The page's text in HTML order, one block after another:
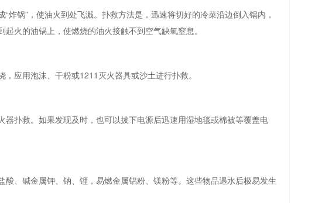
锅”，使油火到处飞溅。扑救方法是，迅速将切好的冷菜沿边倒入锅内，
火的油锅上，使燃烧的油火接触不到空气缺氧窒息。
应用泡沫、干粉或1211 灭火器具或沙土进行扑救。
器扑救。如果发现及时，也可以拔下电源后迅速用湿地毯或棉被等覆盖电
、碱金属钾、钠、锂，易燃金属铝粉、镁粉等。这些物品遇水后极易发生